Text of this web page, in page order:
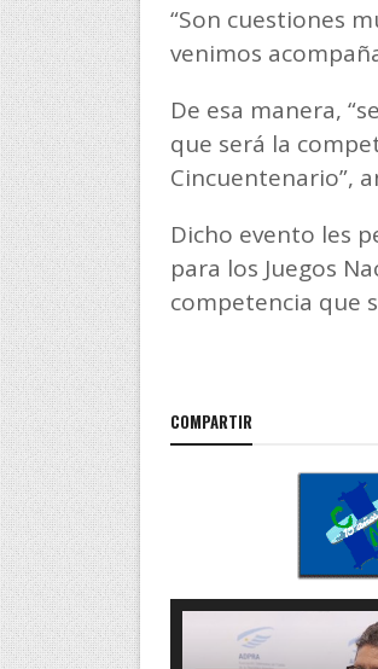
“Son cuestiones
venimos
De esa manera,
que será la
Cincuentenario”,
Dicho evento les
para los Juegos
competencia que
COMPARTIR